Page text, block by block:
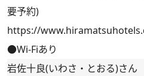
要予約)
https://
●Wi-Fiあり
岩佐十良(いわさ・とおる)さん